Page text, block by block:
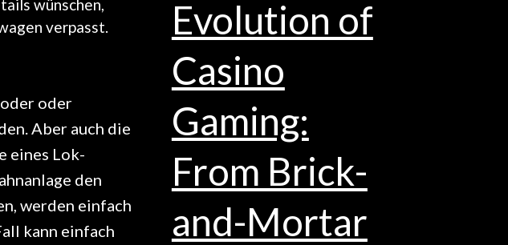
wünschen,
verpasst.
oder
Aber auch die
eines Lok-
den
werden einfach
kann einfach
Evolution of
Casino
Gaming:
From Brick-
and-Mortar